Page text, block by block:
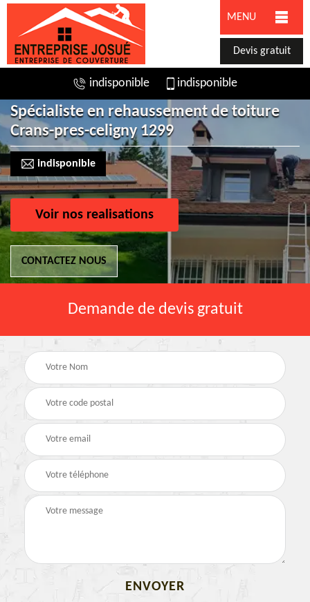
MENU
Devis gratuit
indisponible indisponible
Spécialiste en rehaussement de toiture
Crans-pres-celigny 1299
indisponible
Voir nos realisations
CONTACTEZ NOUS
Demande de devis gratuit